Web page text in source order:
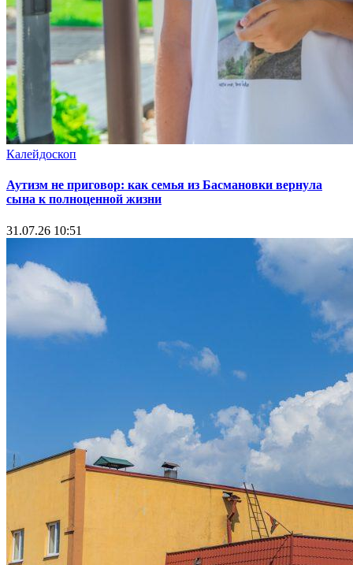
Калейдоскоп
Аутизм не приговор: как семья из Басмановки вернула
сына к полноценной жизни
31.07.26 10:51